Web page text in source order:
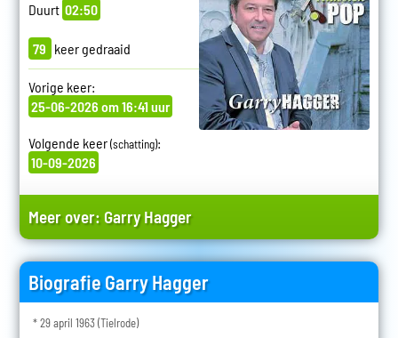
Duurt 02:50
79 keer gedraaid
Vorige keer:
25-06-2026 om 16:41 uur
Volgende keer(schatting):
10-09-2026
Meer over: Garry Hagger
Biografie Garry Hagger
* 29 april 1963 (Tielrode)